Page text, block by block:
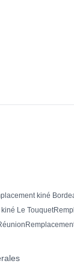
kiné
Le Touquet